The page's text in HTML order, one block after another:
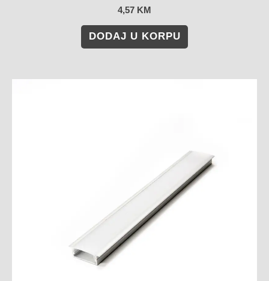
4,57 KM
DODAJ U KORPU